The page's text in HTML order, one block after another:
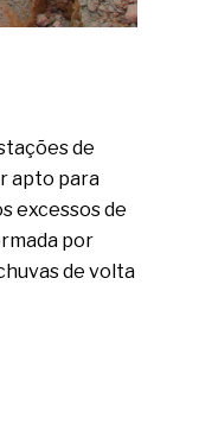
de
apto para
excessos de
por
de volta